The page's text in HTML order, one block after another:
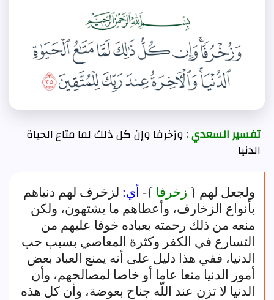
تفسير السعدي :وزخرفا وإن كل ذلك لما متاع الحياة
الدنيا
ولجعل لهم { زخرفا }- أي: لزخرف لهم دنياهم
بأنواع الزخارف، وأعطاهم ما يشتهون، ولكن
منعه من ذلك رحمته بعباده خوفا عليهم من
التسارع في الكفر وكثرة المعاصي بسبب حب
الدنيا، ففي هذا دليل على أنه يمنع العباد بعض
أمور الدنيا منعا عاما أو خاصا لمصالحهم، وأن
الدنيا لا تزن عند اللّه جناح بعوضة، وأن كل هذه